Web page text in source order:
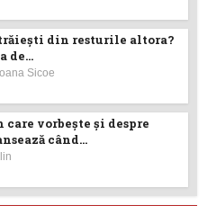
trăiești din resturile altora?
de...
Sicoe
care vorbește și despre
când...